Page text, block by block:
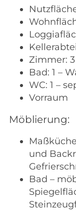
Zimmer:
Bad: 1 –
WC: 1 –
Vorraum
Möblierung:
und
Bad –